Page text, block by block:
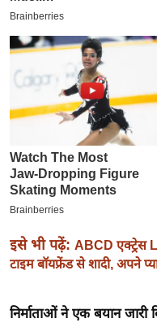
मि
सा
बे
सा
ल
श
ख्सि
य
त
ग
इसे भी पढ़ें: ABCD एक्ट्रेस
टाइम बॉयफ्रेंड से शादी, अपने
निर्माताओं ने एक बयान जारी